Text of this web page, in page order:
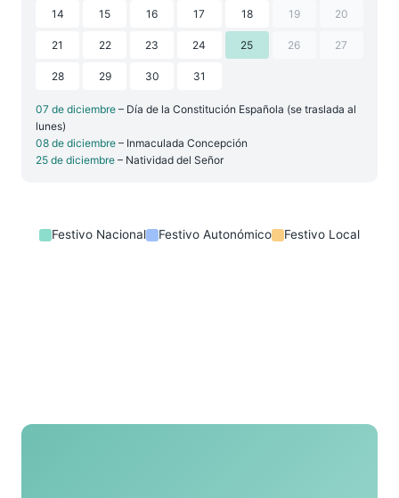
14 15 16 17 18 19 20
21 22 23 24 25 26 27
28 29 30 31
07 de diciembre – Día de la Constitución Española (se traslada al
lunes)
08 de diciembre – Inmaculada Concepción
25 de diciembre – Natividad del Señor
Festivo Nacional Festivo Autonómico Festivo Local